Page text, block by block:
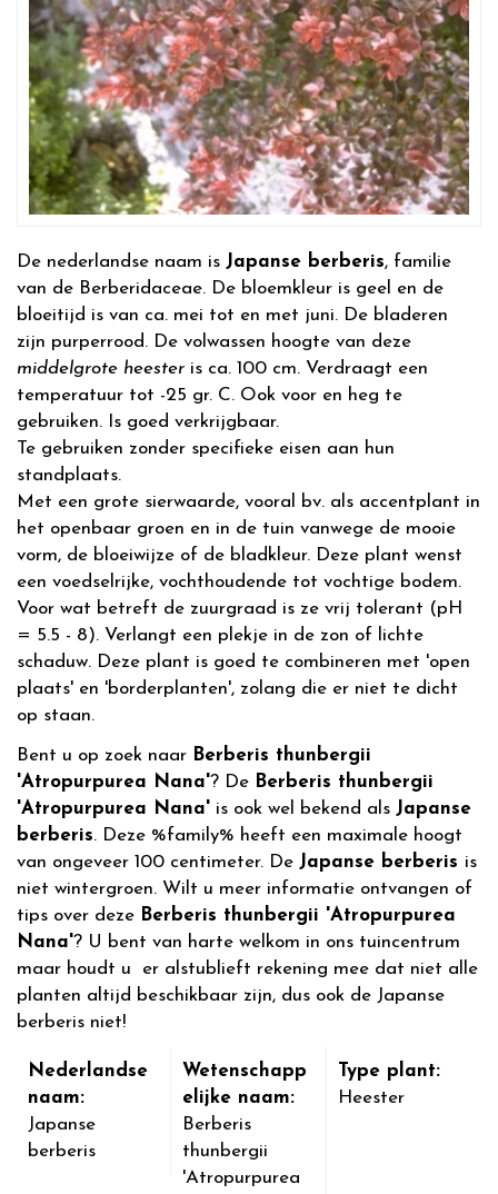
De nederlandse naam is Japanse berberis, familie
van de Berberidaceae. De bloemkleur is geel en de
bloeitijd is van ca. mei tot en met juni. De bladeren
zijn purperrood. De volwassen hoogte van deze
middelgrote heester is ca. 100 cm. Verdraagt een
temperatuur tot -25 gr. C. Ook voor en heg te
gebruiken. Is goed verkrijgbaar.
Te gebruiken zonder specifieke eisen aan hun
standplaats.
Met een grote sierwaarde, vooral bv. als accentplant in
het openbaar groen en in de tuin vanwege de mooie
vorm, de bloeiwijze of de bladkleur. Deze plant wenst
een voedselrijke, vochthoudende tot vochtige bodem.
Voor wat betreft de zuurgraad is ze vrij tolerant (pH
= 5.5 - 8). Verlangt een plekje in de zon of lichte
schaduw. Deze plant is goed te combineren met 'open
plaats' en 'borderplanten', zolang die er niet te dicht
op staan.
Bent u op zoek naar Berberis thunbergii
'Atropurpurea Nana'? De Berberis thunbergii
'Atropurpurea Nana' is ook wel bekend als Japanse
berberis. Deze %family% heeft een maximale hoogt
van ongeveer 100 centimeter. De Japanse berberis is
niet wintergroen. Wilt u meer informatie ontvangen of
tips over deze Berberis thunbergii 'Atropurpurea
Nana'? U bent van harte welkom in ons tuincentrum
maar houdt u er alstublieft rekening mee dat niet alle
planten altijd beschikbaar zijn, dus ook de Japanse
berberis niet!
Nederlandse
naam:
Japanse
berberis
Wetenschapp
elijke naam:
Berberis
thunbergii
'Atropurpurea
Type plant:
Heester